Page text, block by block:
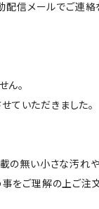
信メールでご連絡
ん。
ていただきました。
の無い小さな汚れ
をご理解の上ご注文